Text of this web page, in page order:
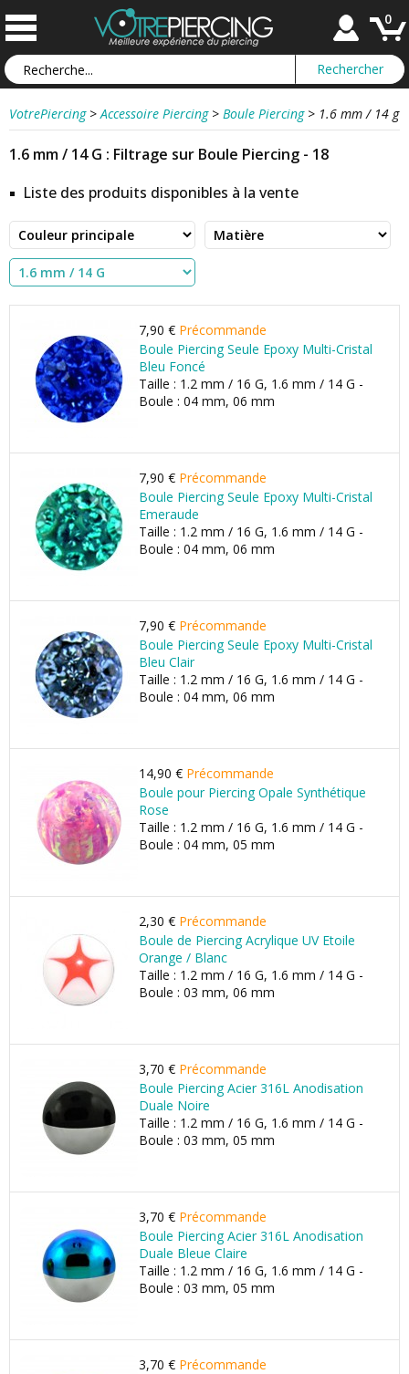
0
VotrePiercing > Accessoire Piercing > Boule Piercing > 1.6 mm / 14 g
1.6 mm / 14 G : Filtrage sur Boule Piercing - 18
Liste des produits disponibles à la vente
7,90 € Précommande
Boule Piercing Seule Epoxy Multi-Cristal
Bleu Foncé
Taille : 1.2 mm / 16 G, 1.6 mm / 14 G -
Boule : 04 mm, 06 mm
7,90 € Précommande
Boule Piercing Seule Epoxy Multi-Cristal
Emeraude
Taille : 1.2 mm / 16 G, 1.6 mm / 14 G -
Boule : 04 mm, 06 mm
7,90 € Précommande
Boule Piercing Seule Epoxy Multi-Cristal
Bleu Clair
Taille : 1.2 mm / 16 G, 1.6 mm / 14 G -
Boule : 04 mm, 06 mm
14,90 € Précommande
Boule pour Piercing Opale Synthétique
Rose
Taille : 1.2 mm / 16 G, 1.6 mm / 14 G -
Boule : 04 mm, 05 mm
2,30 € Précommande
Boule de Piercing Acrylique UV Etoile
Orange / Blanc
Taille : 1.2 mm / 16 G, 1.6 mm / 14 G -
Boule : 03 mm, 06 mm
3,70 € Précommande
Boule Piercing Acier 316L Anodisation
Duale Noire
Taille : 1.2 mm / 16 G, 1.6 mm / 14 G -
Boule : 03 mm, 05 mm
3,70 € Précommande
Boule Piercing Acier 316L Anodisation
Duale Bleue Claire
Taille : 1.2 mm / 16 G, 1.6 mm / 14 G -
Boule : 03 mm, 05 mm
3,70 € Précommande